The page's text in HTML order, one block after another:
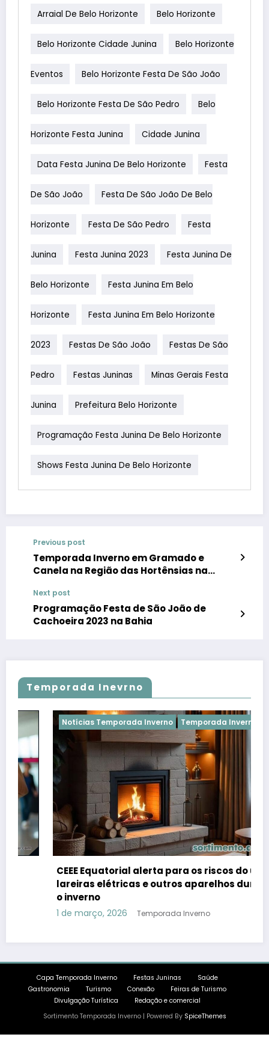
Arraial De Belo Horizonte Belo Horizonte
Belo Horizonte Cidade Junina Belo Horizonte
Eventos Belo Horizonte Festa De São João
Belo Horizonte Festa De São Pedro Belo
Horizonte Festa Junina Cidade Junina
Data Festa Junina De Belo Horizonte Festa
De São João Festa De São João De Belo
Horizonte Festa De São Pedro Festa
Junina Festa Junina 2023 Festa Junina De
Belo Horizonte Festa Junina Em Belo
Horizonte Festa Junina Em Belo Horizonte
2023 Festas De São João Festas De São
Pedro Festas Juninas Minas Gerais Festa
Junina Prefeitura Belo Horizonte
Programação Festa Junina De Belo Horizonte
Shows Festa Junina De Belo Horizonte
Previous post
Temporada Inverno em Gramado e
Canela na Região das Hortênsias na
Next post
Programação Festa de São João de
Cachoeira 2023 na Bahia
Temporada Inevrno
Notícias Temporada Inverno Temporada Inverno
CEEE Equatorial alerta para os riscos do uso de
lareiras elétricas e outros aparelhos durante
o inverno
1 de março, 2026 Temporada Inverno
Capa Temporada Inverno Festas Juninas
Saúde
Gastronomia
Turismo Conexão
Feiras de Turismo
Divulgação Turística
Redação e comercial
Sortimento Temporada Inverno | Powered By SpiceThemes